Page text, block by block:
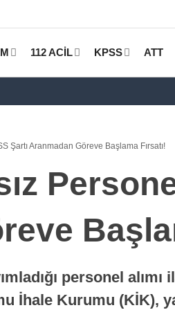
112 ACİL KPSS ATT
Şartı Aranmadan Göreve Başlama Fırsatı!
personel
İhale Kurumu (KİK),